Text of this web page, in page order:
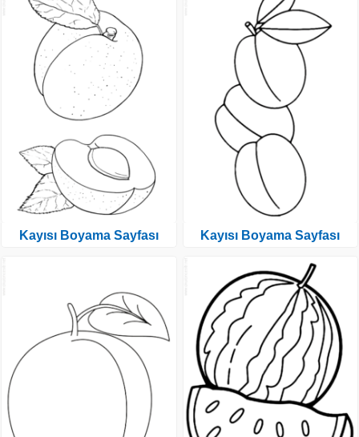
Kayısı Boyama Sayfası Kayısı Boyama Sayfası